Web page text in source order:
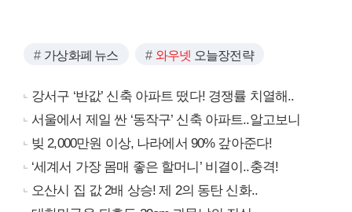
가상화폐 뉴스 와우넷 오늘장전략
강서구 ‘반값’ 신축 아파트 떴다! 경쟁률 치열해..
서울에서 제일 싼 ‘동작구’ 신축 아파트..알고보니
빚 2,000만원 이상, 나라에서 90% 갚아준다!
‘세계서 가장 몸매 좋은 할머니’ 비결이..충격!
오산시 집 값 2배 상승! 제 2의 동탄 신화..